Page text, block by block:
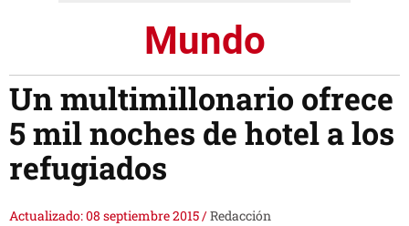
Mundo
Un multimillonario ofrece
5 mil noches de hotel a los
refugiados
Actualizado: 08 septiembre 2015/Redacción